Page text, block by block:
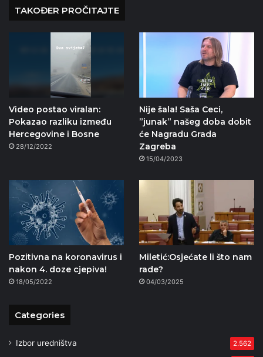
TAKOĐER PROČITAJTE
Video postao viralan:
Pokazao razliku između
Hercegovine i Bosne
28/12/2022
Nije šala! Saša Ceci,
”junak” našeg doba dobit
će Nagradu Grada
Zagreba
15/04/2023
Pozitivna na koronavirus i
nakon 4. doze cjepiva!
18/05/2022
Miletić:Osjećate li što nam
rade?
04/03/2025
Categories
Izbor uredništva 2.562